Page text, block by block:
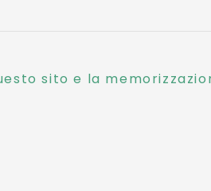
sito e la